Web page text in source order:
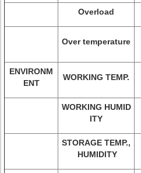
Overload
Over temperature
ENVIRONM
ENT
WORKING TEMP.
WORKING HUMID
ITY
STORAGE TEMP.,
HUMIDITY